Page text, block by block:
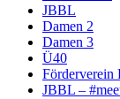
JBBL
Damen 2
Damen 3
Ü40
Förderverein
JBBL –